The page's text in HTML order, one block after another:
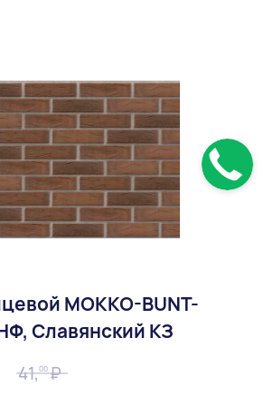
MOKKO-BUNT-
Славянский КЗ
41,00